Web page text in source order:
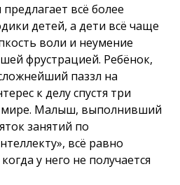
всё более
детей, а дети всё чаще
воли и неумение
фрустрацией. Ребёнок,
паззл на
к делу спустя три
Малыш, выполнивший
занятий по
всё равно
у него не получается